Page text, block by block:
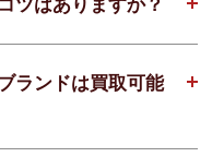
ツはありますか？
ランドは買取可能